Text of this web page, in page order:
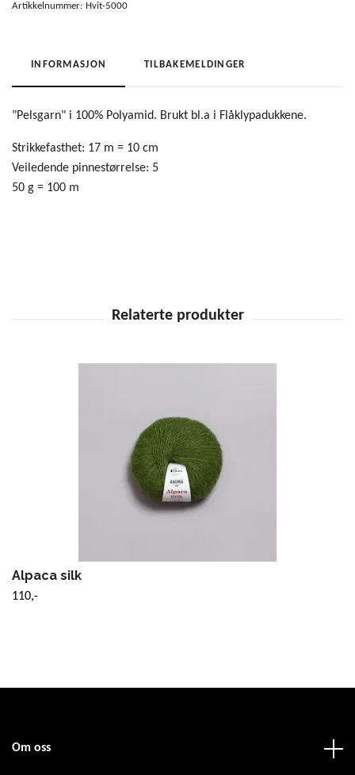
Artikkelnummer: Hvit-5000
INFORMASJON TILBAKEMELDINGER
"Pelsgarn" i 100% Polyamid. Brukt bl.a i Flåklypadukkene.
Strikkefasthet: 17 m = 10 cm
Veiledende pinnestørrelse: 5
50 g = 100 m
Alpaca silk
110,-
Om oss